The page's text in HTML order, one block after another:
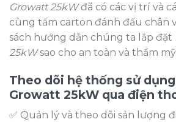
Growatt 25kWđã có các vị trí và
cùng tấm carton đánh đấu chân
sách hướng dẫn chúng ta lắp đặt
25kWsao cho an toàn và thẩm
Theo dõi hệ thống sử
Growatt 25kW qua điện
✅ Quản lý và theo dõi sản lượng